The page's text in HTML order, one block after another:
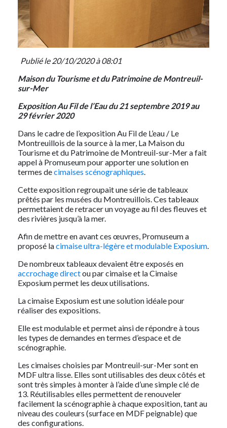
Publié le 20/10/2020 à 08:01
Maison du Tourisme et du Patrimoine de Montreuil-
sur-Mer
Exposition Au Fil de l’Eau du 21 septembre 2019 au
29 février 2020
Dans le cadre de l’exposition Au Fil de L’eau / Le
Montreuillois de la source à la mer, La Maison du
Tourisme et du Patrimoine de Montreuil-sur-Mer a fait
appel à Promuseum pour apporter une solution en
termes decimaises scénographiques
Cette exposition regroupait une série de tableaux
prêtés par les musées du Montreuillois. Ces tableaux
permettaient de retracer un voyage au fil des fleuves et
des rivières jusqu’à la mer.
Afin de mettre en avant ces œuvres, Promuseum a
proposé lacimaise ultra-légère et modulable Exposium
De nombreux tableaux devaient être exposés en
accrochage directou par cimaise et la Cimaise
Exposium permet les deux utilisations.
La cimaise Exposium est une solution idéale pour
réaliser des expositions.
Elle est modulable et permet ainsi de répondre à tous
les types de demandes en termes d’espace et de
scénographie.
Les cimaises choisies par Montreuil-sur-Mer sont en
MDF ultra lisse. Elles sont utilisables des deux côtés et
sont très simples à monter à l’aide d’une simple clé de
13. Réutilisables elles permettent de renouveler
facilement la scénographie à chaque exposition, tant au
niveau des couleurs (surface en MDF peignable) que
des configurations.